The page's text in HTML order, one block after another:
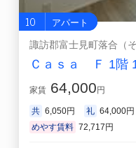
10 アパート
諏訪郡富士見町落合（そ
Ｃａｓａ Ｆ 1階
家賃 64,000円
共 6,050円 礼 64,000円
めやす賃料 72,717円